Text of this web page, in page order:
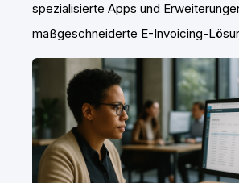
spezialisierte Apps und
maßgeschneiderte E-Invoicing-